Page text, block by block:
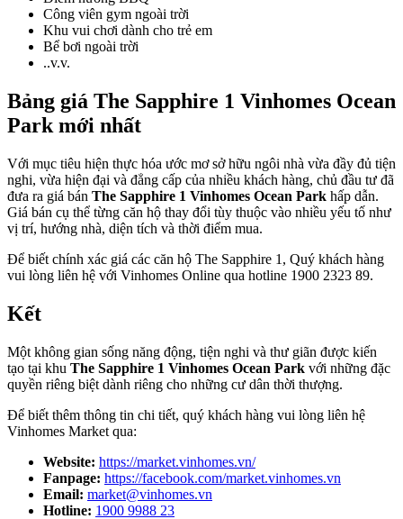
Công viên gym ngoài trời
Khu vui chơi dành cho trẻ em
Bể bơi ngoài trời
..v.v.
Bảng giá The Sapphire 1 Vinhomes Ocean
Park mới nhất
Với mục tiêu hiện thực hóa ước mơ sở hữu ngôi nhà vừa đầy đủ tiện
nghi, vừa hiện đại và đẳng cấp của nhiều khách hàng, chủ đầu tư đã
đưa ra giá bán The Sapphire 1 Vinhomes Ocean Park hấp dẫn.
Giá bán cụ thể từng căn hộ thay đổi tùy thuộc vào nhiều yếu tố như
vị trí, hướng nhà, diện tích và thời điểm mua.
Để biết chính xác giá các căn hộ The Sapphire 1, Quý khách hàng
vui lòng liên hệ với Vinhomes Online qua hotline 1900 2323 89.
Kết
Một không gian sống năng động, tiện nghi và thư giãn được kiến
tạo tại khu The Sapphire 1 Vinhomes Ocean Park với những đặc
quyền riêng biệt dành riêng cho những cư dân thời thượng.
Để biết thêm thông tin chi tiết, quý khách hàng vui lòng liên hệ
Vinhomes Market qua:
Website: https://market.vinhomes.vn/
Fanpage: https://facebook.com/market.vinhomes.vn
Email: market@vinhomes.vn
Hotline: 1900 9988 23